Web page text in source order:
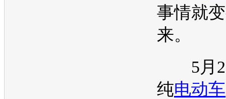
事情就
来。
5月
纯电动车